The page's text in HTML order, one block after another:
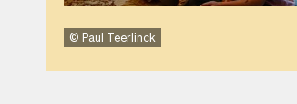
Paul Teerlinck
Paul Teerlinck